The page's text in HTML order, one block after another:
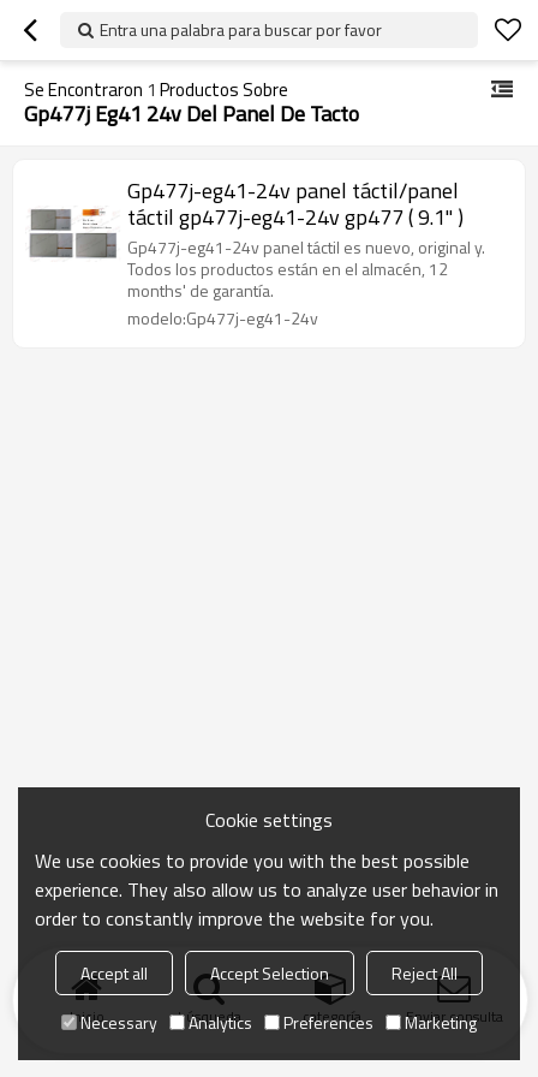
Entra una palabra para buscar por favor
Se Encontraron 1 Productos Sobre
Gp477j Eg41 24v Del Panel De Tacto
Gp477j-eg41-24v panel táctil/panel
táctil gp477j-eg41-24v gp477 ( 9.1" )
Gp477j-eg41-24v panel táctil es nuevo, original y.
Todos los productos están en el almacén, 12
months' de garantía.
modelo:Gp477j-eg41-24v
Inicio búsqueda categoría Enviar consulta
Cookie settings
We use cookies to provide you with the best possible
experience. They also allow us to analyze user behavior in
order to constantly improve the website for you.
Accept all Accept Selection
Reject All
Necessary
Analytics Preferences Marketing